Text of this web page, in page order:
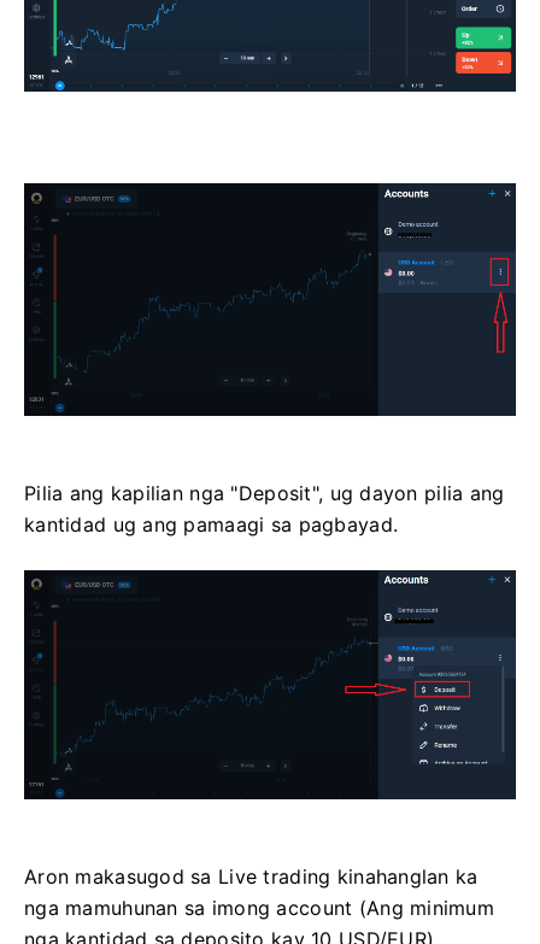
Pilia ang kapilian nga "Deposit", ug dayon pilia ang
kantidad ug ang pamaagi sa pagbayad.
Aron makasugod sa Live trading kinahanglan ka
nga mamuhunan sa imong account (Ang minimum